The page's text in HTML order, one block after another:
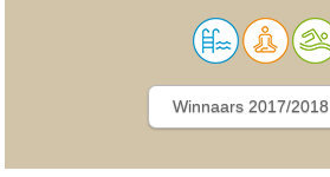
Winnaars 2017/2018